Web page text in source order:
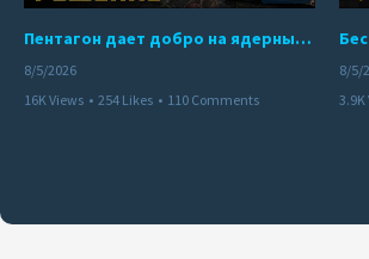
Пентагон дает добро на ядерный удар по противникам США
8/5/2026
16K Views • 254 Likes • 110 Comments
8/5/
3.9K